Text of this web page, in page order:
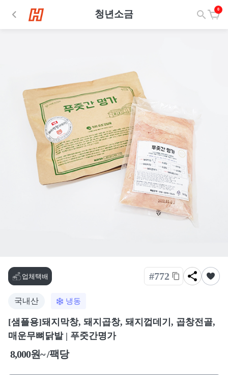
청년소금 0
업체택배 #772
국내산 냉동
[샘플용]돼지막창, 돼지곱창, 돼지껍데기, 곱창전골,
매운무뼈닭발 | 푸줏간명가
8,000원~ /팩당